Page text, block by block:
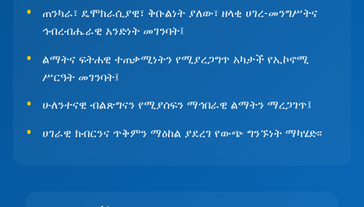
ጠንካራ፣ ዴሞክራሲያዊ፣ ቅቡልነት ያለው፣ ዘላቂ ሀገረ-መንግሥትና
ኅብረብሔራዊ አንድነት መገንባት፤
ልማትና ፍትሐዊ ተጠቃሚነትን የሚያረጋግጥ አካታች የኢኮኖሚ
ሥርዓት መገንባት፤
ሁለንተናዊ ብልጽግናን የሚያሰፍን ማኅበራዊ ልማትን ማረጋገጥ፤
ሀገራዊ ክብርንና ጥቅምን ማዕከል ያደረገ የውጭ ግንኙነት ማካሄድ፡፡